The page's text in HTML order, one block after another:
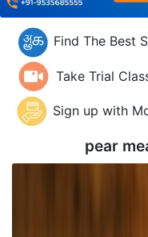
Find The Best
Take Trial
Sign up with
pear